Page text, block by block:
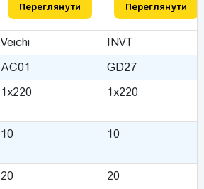
Переглянути Переглянути
Veichi
INVT
AC01
GD27
1x220 1x220
10 10
20 20